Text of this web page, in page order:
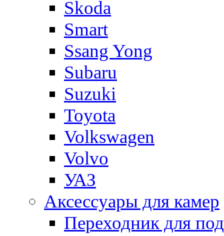
Skoda
Smart
Ssang Yong
Subaru
Suzuki
Toyota
Volkswagen
Volvo
УАЗ
Аксессуары для камер
Переходник для